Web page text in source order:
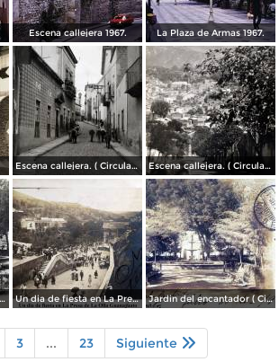
Escena callejera 1967. La Plaza de Armas 1967.
Escena callejera. ( Circulada el 13 de Mayo de 1941 ). Escena callejera. ( Circulada el 14 de Diciembre de 1930 ).
Fuente el encantador Guanajuato. Un dia de fiesta en La Presa de La Olla Guanajuato ( Circulada el 9 de Agosto de 1905 ). Jardin del encantador ( Circulada el 30 de Julio de 1905 ).
3 ... 23 Siguiente